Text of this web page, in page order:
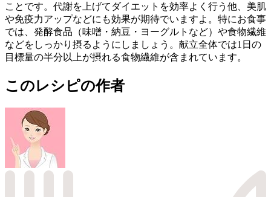
ことです。代謝を上げてダイエットを効率よく行う他、美肌
や免疫力アップなどにも効果が期待でいますよ。特にお食事
では、発酵食品（味噌・納豆・ヨーグルトなど）や食物繊維
などをしっかり摂るようにしましょう。献立全体では1日の
目標量の半分以上が摂れる食物繊維が含まれています。
このレシピの作者